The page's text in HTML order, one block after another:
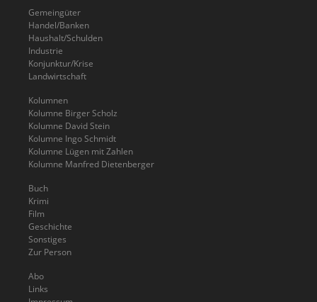
Gemeingüter
Handel/Banken
Haushalt/Schulden
Industrie
Konjunktur/Krise
Landwirtschaft
Kolumnen
Kolumne Birger Scholz
Kolumne David Stein
Kolumne Ingo Schmidt
Kolumne Lügen mit Zahlen
Kolumne Manfred Dietenberger
Buch
Krimi
Film
Geschichte
Sonstiges
Zur Person
Abo
Links